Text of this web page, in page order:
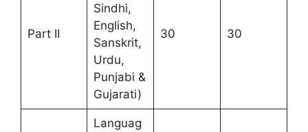
Part II
Sindhi,
English,
Sanskrit,
Urdu,
Punjabi &
Gujarati)
30 30
Languag